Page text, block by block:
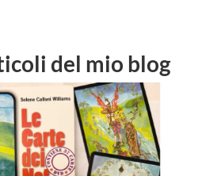
del mio blog